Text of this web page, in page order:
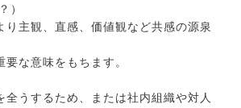
）
り主観、直感、価値観など共感の源泉
な意味をもちます。
全うするため、または社内組織や対人